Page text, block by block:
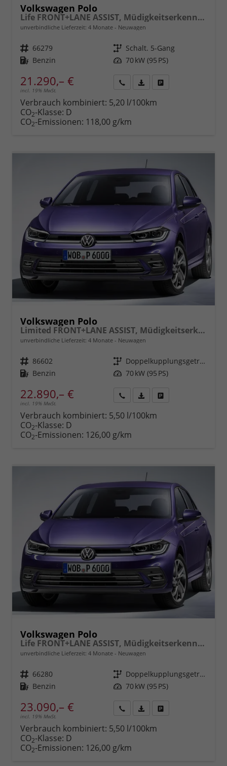
Volkswagen Polo
Life FRONT+LANE ASSIST, Müdigkeitserkennung, Berganfahrassistent, ISOFIX, eCall, LED, Digital Cockpit, App Connect, CLIMATIC, 15" ALU uvm.
unverbindliche Lieferzeit: 4 Monate Neuwagen
Fahrzeugnr. 66279 Getriebe Schalt. 5-Gang
Kraftstoff Benzin Leistung 70 kW (95 PS)
21.290,– €
incl. 19% MwSt.
anfordern
Datei,
Verbrauch kombiniert: 5,20 l/100km
CO2-Klasse: D
CO2-Emissionen: 118,00 g/km
Volkswagen Polo
Limited FRONT+LANE ASSIST, Müdigkeitserkennung, REAR Berganfahrassistent, ISOFIX, eCall, LED, Digital Cockpit, App Connect, CLIMATIC, 15" ALU uvm.
unverbindliche Lieferzeit: 4 Monate Neuwagen
Fahrzeugnr. 86602 Getriebe
Doppelkupplungsgetriebe (DSG)
Kraftstoff Benzin Leistung 70 kW (95 PS)
22.890,– €
incl. 19% MwSt.
anfordern
Datei,
Verbrauch kombiniert: 5,50 l/100km
CO2-Klasse: D
CO2-Emissionen: 126,00 g/km
Volkswagen Polo
Life FRONT+LANE ASSIST, Müdigkeitserkennung, Berganfahrassistent, ISOFIX, eCall, LED, Digital Cockpit, App Connect, CLIMATIC, 15" ALU uvm.
unverbindliche Lieferzeit: 4 Monate Neuwagen
Fahrzeugnr. 66280 Getriebe
Doppelkupplungsgetriebe (DSG)
Kraftstoff Benzin Leistung 70 kW (95 PS)
23.090,– €
incl. 19% MwSt.
anfordern
Datei,
Verbrauch kombiniert: 5,50 l/100km
CO2-Klasse: D
CO2-Emissionen: 126,00 g/km